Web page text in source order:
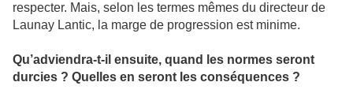
respecter. Mais, selon les termes mêmes du directeur de
Launay Lantic, la marge de progression est minime.
Qu’adviendra-t-il ensuite, quand les normes seront
durcies ? Quelles en seront les conséquences ?